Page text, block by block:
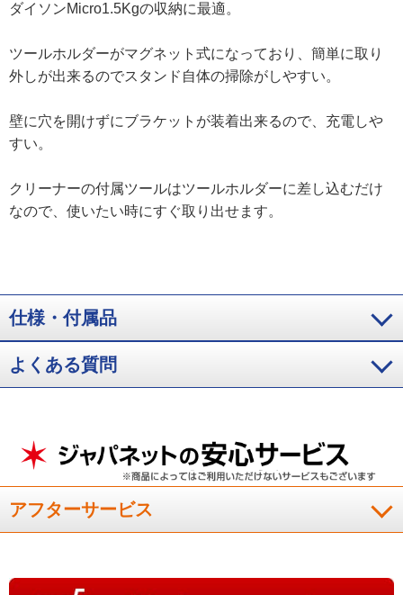
ダイソンMicro1.5Kgの収納に最適。
ツールホルダーがマグネット式になっており、簡単に取り
外しが出来るのでスタンド自体の掃除がしやすい。
壁に穴を開けずにブラケットが装着出来るので、充電しや
すい。
クリーナーの付属ツールはツールホルダーに差し込むだけ
なので、使いたい時にすぐ取り出せます。
仕様・付属品
よくある質問
アフターサービス